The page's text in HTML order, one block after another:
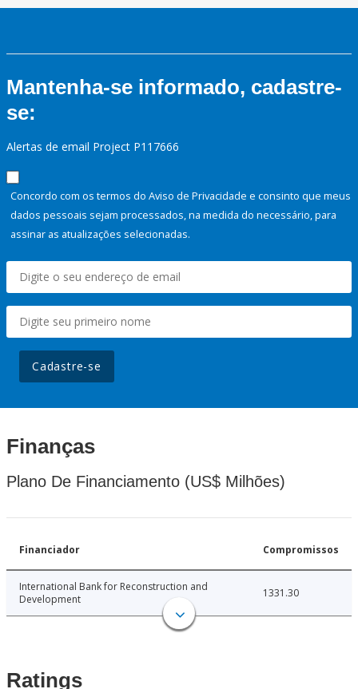
Mantenha-se informado, cadastre-
se:
Alertas de email Project P117666
Concordo com os termos do Aviso de Privacidade e consinto que meus
dados pessoais sejam processados, na medida do necessário, para
assinar as atualizações selecionadas.
Cadastre-se
Finanças
Plano De Financiamento (US$ Milhões)
Financiador Compromissos
International Bank for Reconstruction and
Development
1331.30
Ratings